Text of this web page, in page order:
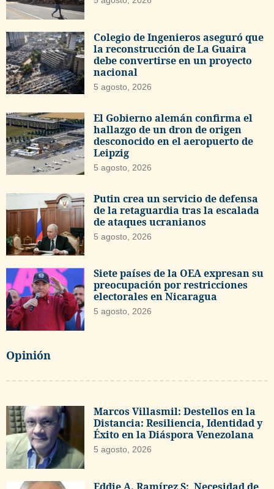
Colegio de Ingenieros aseguró que
la reconstrucción de La Guaira
debe convertirse en un proyecto
nacional
5 agosto, 2026
El Gobierno alemán confirma el
hallazgo de un dron de origen
desconocido en el aeropuerto de
Leipzig
5 agosto, 2026
Putin crea un servicio de defensa
de la retaguardia tras la escalada
de ataques ucranianos
5 agosto, 2026
Siete países de la OEA expresan su
preocupación por restricciones
electorales en Nicaragua
5 agosto, 2026
Opinión
Marcos Villasmil: Destellos en la
Distancia: Resiliencia, Identidad y
Éxito en la Diáspora Venezolana
5 agosto, 2026